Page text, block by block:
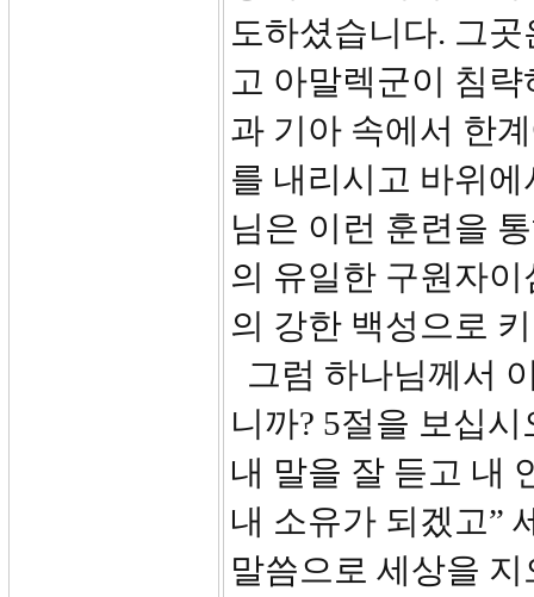
도하셨습니다. 그
고 아말렉군이 침
과 기아 속에서 한
를 내리시고 바위
님은 이런 훈련을
의 유일한 구원자
의 강한 백성으로
그럼 하나님께서
니까? 5절을 보십
내 말을 잘 듣고 내
내 소유가 되겠고”
말씀으로 세상을